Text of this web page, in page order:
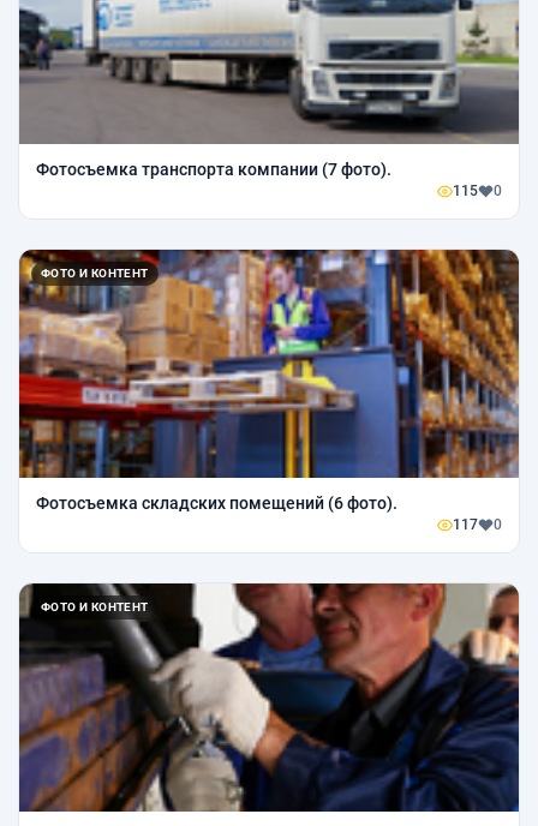
Фотосъемка транспорта компании (7 фото).
115 0
ФОТО И КОНТЕНТ
Фотосъемка складских помещений (6 фото).
117 0
ФОТО И КОНТЕНТ